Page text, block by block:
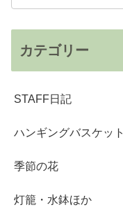
カテゴリー
STAFF日記
ハンギングバスケット
季節の花
灯籠・水鉢ほか